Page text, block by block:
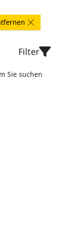
Filter
Sie suchen